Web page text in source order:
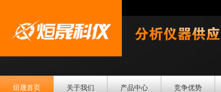
烜晟首页 关于我们 产品中心 竞争优势